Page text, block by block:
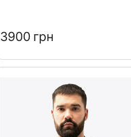
‍3900‍ грн